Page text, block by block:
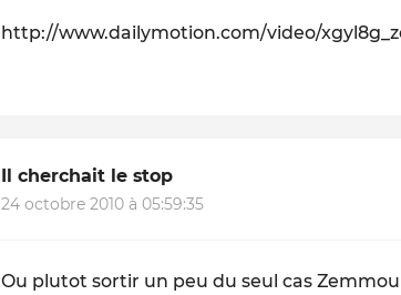
http://www.dailymotion.com/video/
Il cherchait le stop
24 octobre 2010 à 05:59:35
Ou plutot sortir un peu du seul cas